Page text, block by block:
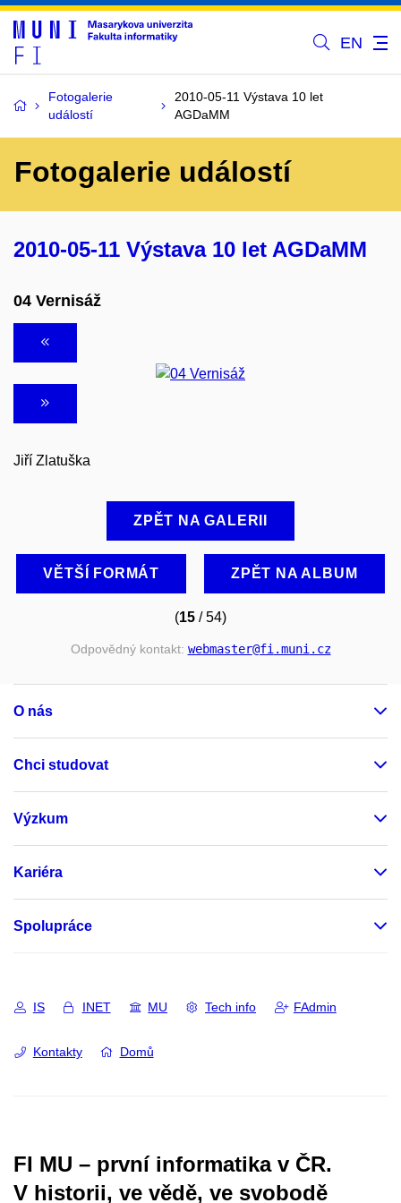
EN
Fotogalerie
událostí
2010-05-11 Výstava 10 let
AGDaMM
Fotogalerie událostí
2010-05-11 Výstava 10 let AGDaMM
04 Vernisáž
Jiří Zlatuška
ZPĚT NA GALERII
VĚTŠÍ FORMÁT ZPĚT NA ALBUM
(15 / 54)
Odpovědný kontakt: webmaster@fi .muni .cz
O nás
Chci studovat
Výzkum
Kariéra
Spolupráce
IS INET MU Tech info FAdmin
Kontakty Domů
FI MU – první informatika v ČR.
V historii, ve vědě, ve svobodě